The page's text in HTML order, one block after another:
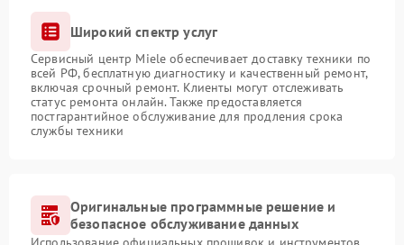
Широкий спектр услуг
Сервисный центр Miele обеспечивает доставку техники по
всей РФ, бесплатную диагностику и качественный ремонт,
включая срочный ремонт. Клиенты могут отслеживать
статус ремонта онлайн. Также предоставляется
постгарантийное обслуживание для продления срока
службы техники
Оригинальные программные решение и
безопасное обслуживание данных